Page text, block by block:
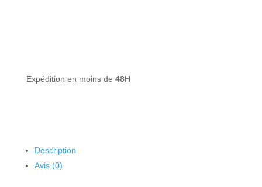
Expédition en moins de 48H
Description
Avis (0)